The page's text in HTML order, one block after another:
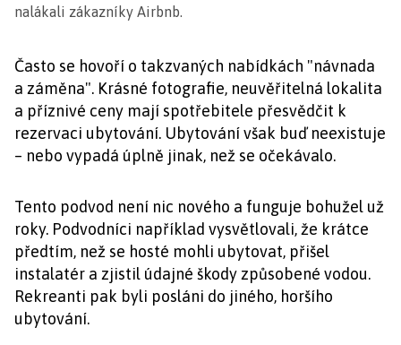
nalákali zákazníky Airbnb.
Často se hovoří o takzvaných nabídkách "návnada
a záměna". Krásné fotografie, neuvěřitelná lokalita
a příznivé ceny mají spotřebitele přesvědčit k
rezervaci ubytování. Ubytování však buď neexistuje
– nebo vypadá úplně jinak, než se očekávalo.
Tento podvod není nic nového a funguje bohužel už
roky. Podvodníci například vysvětlovali, že krátce
předtím, než se hosté mohli ubytovat, přišel
instalatér a zjistil údajné škody způsobené vodou.
Rekreanti pak byli posláni do jiného, horšího
ubytování.